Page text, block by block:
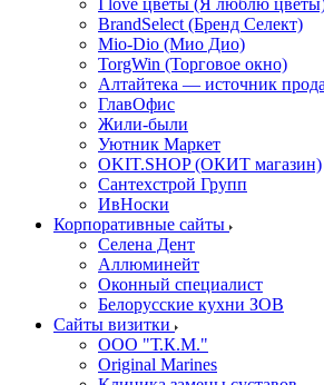
I love цветы (Я люблю
BrandSelect (Бренд Селект)
Mio-Dio (Мио Дио)
TorgWin (Торговое окно)
Алтайтека — источник
ГлавОфис
Жили-были
Уютник Маркет
OKIT.SHOP (ОКИТ магазин)
Сантехстрой Групп
ИвНоски
Корпоративные сайты
Селена Дент
Аллюминейт
Оконный специалист
Белорусские кухни ЗОВ
Сайты визитки
ООО "Т.К.М."
Original Marines